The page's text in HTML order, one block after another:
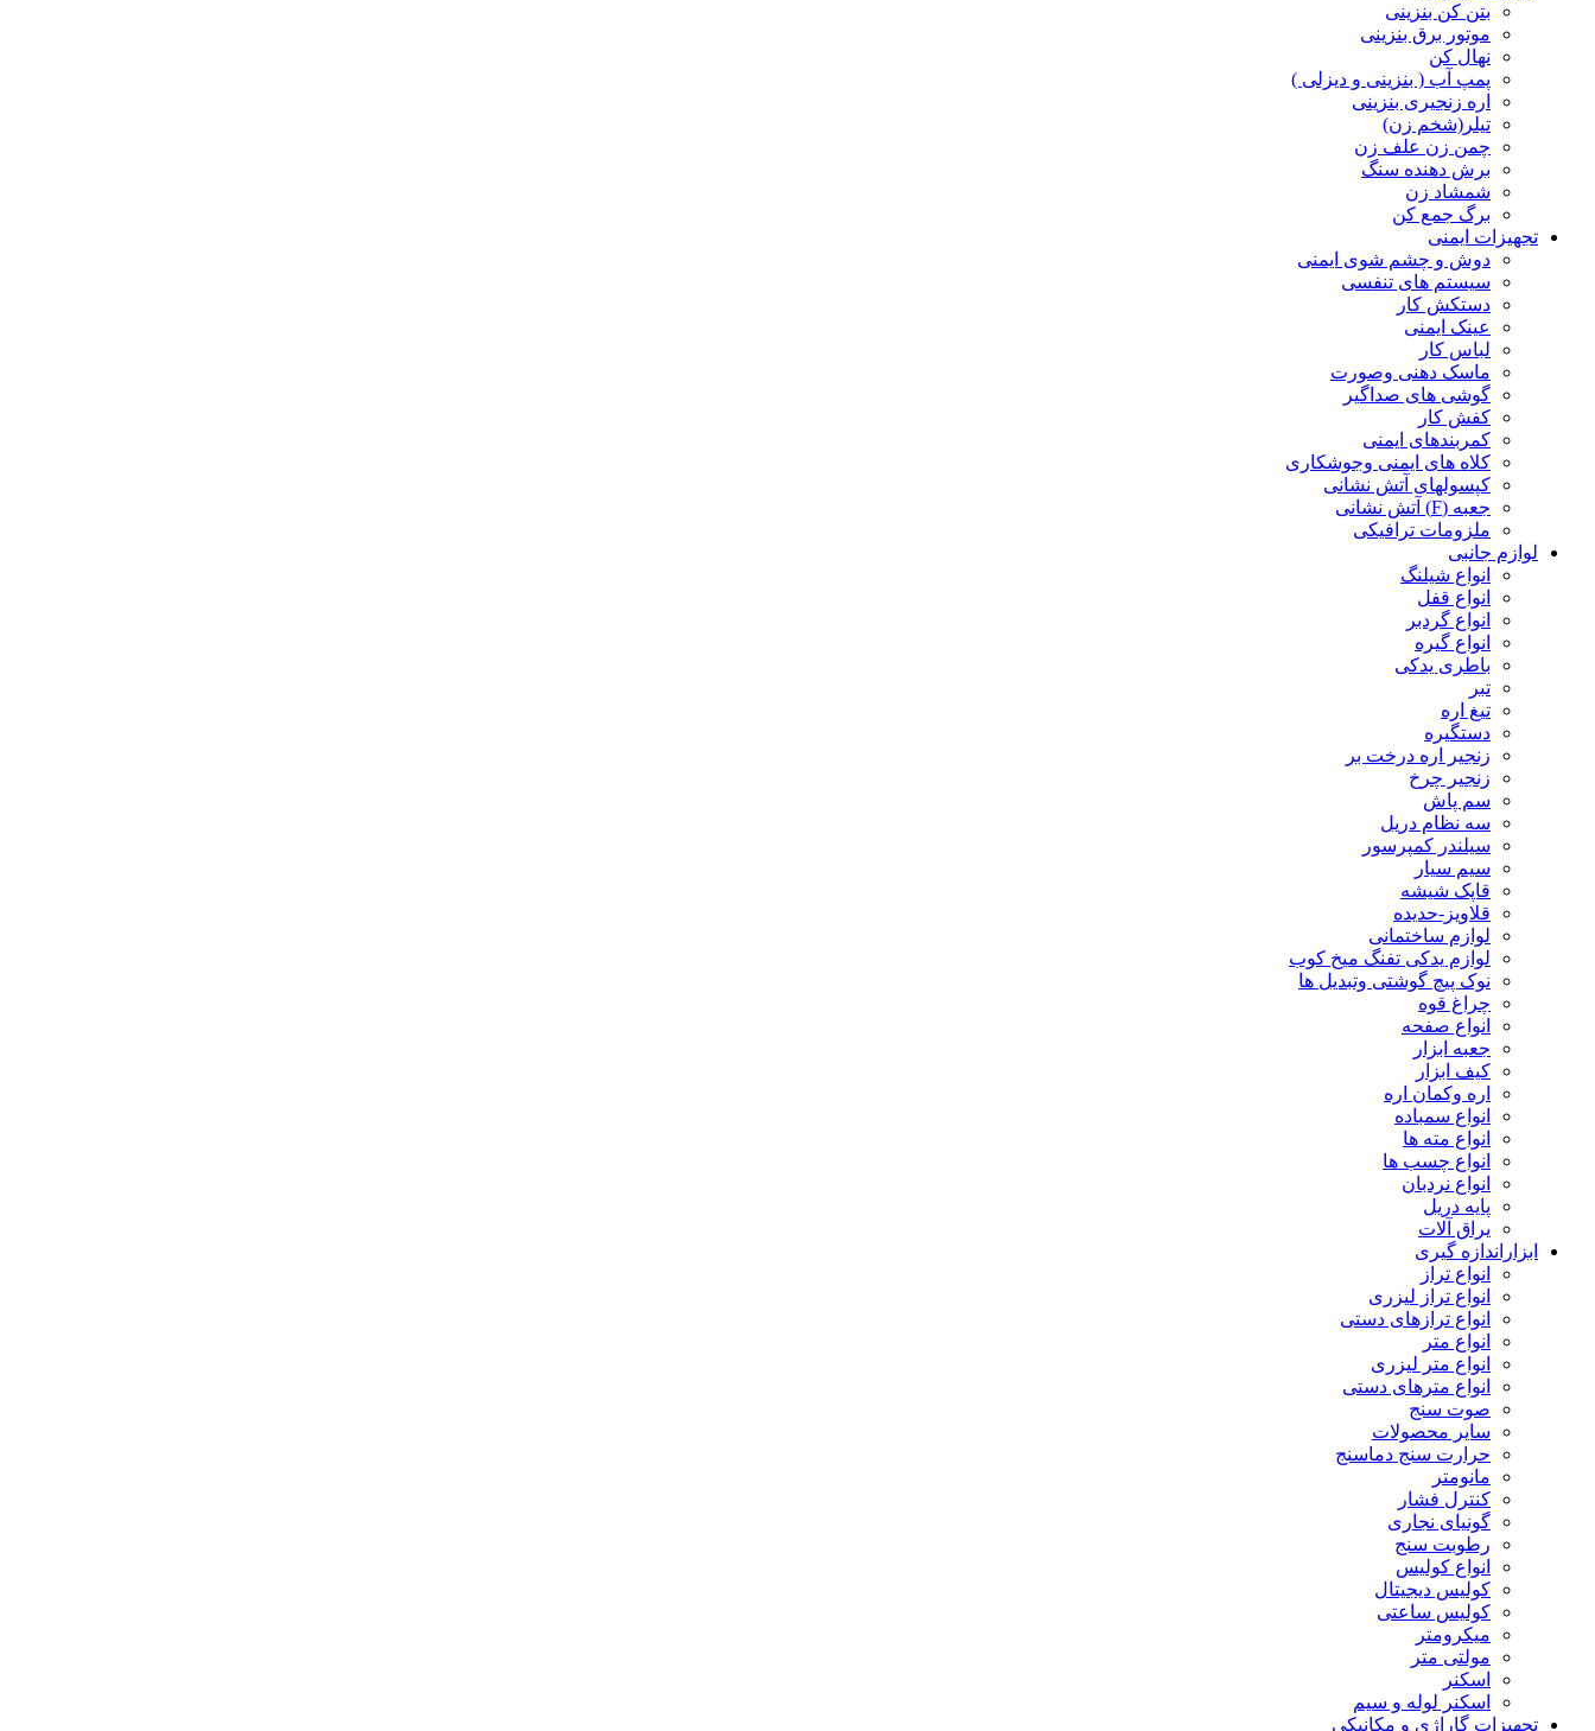
بتن کن بنزینی
موتور برق بنزینی
نهال کن
پمپ آب ( بنزینی و دیزلی )
اره زنجیری بنزینی
تیلر(شخم زن)
چمن زن علف زن
برش دهنده سنگ
شمشاد زن
برگ جمع کن
تجهیزات ایمنی
دوش و چشم شوی ایمنی
سیستم های تنفسی
دستکش کار
عینک ایمنی
لباس کار
ماسک دهنی وصورت
گوشی های صداگیر
کفش کار
کمربندهای ایمنی
کلاه های ایمنی وجوشکاری
کپسولهای آتش نشانی
جعبه (F) آتش نشانی
ملزومات ترافیکی
لوازم جانبی
انواع شیلنگ
انواع قفل
انواع گردبر
انواع گیره
باطری یدکی
تبر
تیغ اره
دستگیره
زنجیر اره درخت بر
زنجیر چرخ
سم پاش
سه نظام دریل
سیلندر کمپرسور
سیم سیار
قاپک شیشه
قلاویز-حدیده
لوازم ساختمانی
لوازم یدکی تفنگ میخ کوب
نوک پیچ گوشتی وتبدیل ها
چراغ قوه
انواع صفحه
جعبه ابزار
کیف ابزار
اره وکمان اره
انواع سمباده
انواع مته ها
انواع چسب ها
انواع نردبان
پایه دریل
یراق آلات
ابزاراندازه گیری
انواع تراز
انواع تراز لیزری
انواع ترازهای دستی
انواع متر
انواع متر لیزری
انواع مترهای دستی
صوت سنج
سایر محصولات
حرارت سنج دماسنج
مانومتر
کنترل فشار
گونیای نجاری
رطوبت سنج
انواع کولیس
کولیس دیجیتال
کولیس ساعتی
میکرومتر
مولتی متر
اسکنر
اسکنر لوله و سیم
تجهیزات گاراژی و مکانیکی